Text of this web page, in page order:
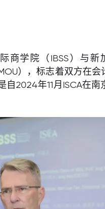
学院（IBSS）与
），标志着双方在
2024年11月ISCA在